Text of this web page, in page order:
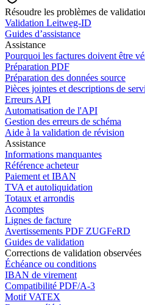
Résoudre les problèmes de
Validation Leitweg-ID
Guides d’assistance
Assistance
Pourquoi les factures doivent être
Préparation PDF
Préparation des données source
Pièces jointes et descriptions de
Erreurs API
Automatisation de l'API
Gestion des erreurs de schéma
Aide à la validation de révision
Assistance
Informations manquantes
Référence acheteur
Paiement et IBAN
TVA et autoliquidation
Totaux et arrondis
Acomptes
Lignes de facture
Avertissements PDF ZUGFeRD
Guides de validation
Corrections de validation observées
Échéance ou conditions
IBAN de virement
Compatibilité PDF/A-3
Motif VATEX